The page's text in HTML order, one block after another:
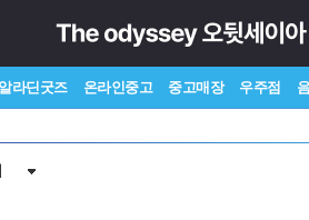
라딘굿즈 온라인중고 중고매장 우주점